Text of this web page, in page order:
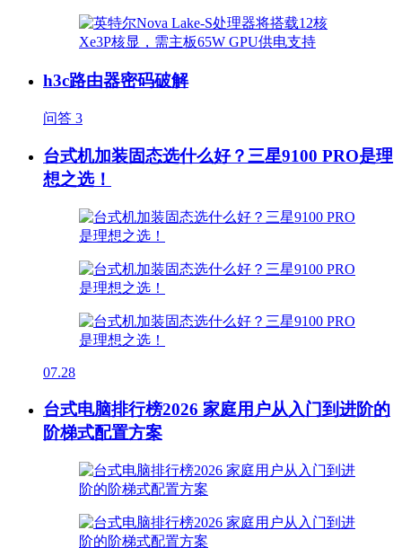
h3c路由器密码破解
问答 3
台式机加装固态选什么好？三星9100 PRO是理
想之选！
07.28
台式电脑排行榜2026 家庭用户从入门到进阶的
阶梯式配置方案